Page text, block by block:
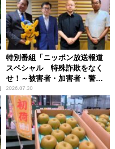
特別番組「ニッポン放送報道
スペシャル 特殊詐欺をなく
せ！～被害者・加害者・警視
庁が語るトクリュウの実態
～」放送
2026.07.30